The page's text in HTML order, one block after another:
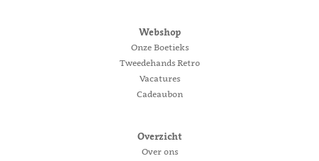
Webshop
Onze Boetieks
Tweedehands Retro
Vacatures
Cadeaubon
Overzicht
Over ons